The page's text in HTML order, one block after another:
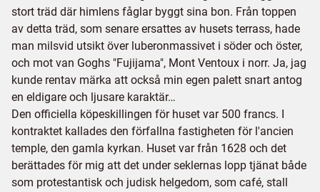
stort träd där himlens fåglar byggt sina bon. Från toppen
av detta träd, som senare ersattes av husets terrass, hade
man milsvid utsikt över luberonmassivet i söder och öster,
och mot van Goghs "Fujijama", Mont Ventoux i norr. Ja, jag
kunde rentav märka att också min egen palett snart antog
en eldigare och ljusare karaktär…
Den officiella köpeskillingen för huset var 500 francs. I
kontraktet kallades den förfallna fastigheten för l'ancien
temple, den gamla kyrkan. Huset var från 1628 och det
berättades för mig att det under seklernas lopp tjänat både
som protestantisk och judisk helgedom, som café, stall